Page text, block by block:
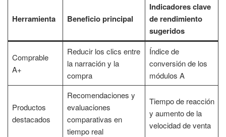
Herramienta Beneficio principal
Indicadores clave
de rendimiento
sugeridos
Comprable
A+
Reducir los clics entre
la narración y la
compra
Índice de
conversión de los
módulos A
Productos
destacados
Recomendaciones y
evaluaciones
comparativas en
tiempo real
Tiempo de reacción
y aumento de la
velocidad de venta